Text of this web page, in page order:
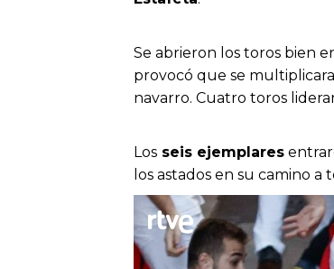
Se abrieron los toros bien
provocó que se
navarro. Cuatro toros
Los seis ejemplares
los astados en su camino